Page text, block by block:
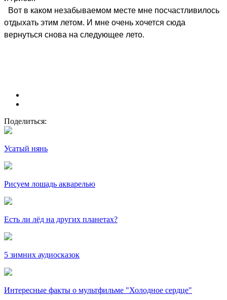
Вот в каком незабываемом месте мне посчастливилось
отдыхать этим летом. И мне очень хочется сюда
вернуться снова на следующее лето.
Поделиться:
Усатый нянь
Рисуем лошадь акварелью
Есть ли лёд на других планетах?
5 зимних аудиосказок
Интересные факты о мультфильме "Холодное сердце"